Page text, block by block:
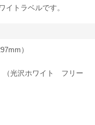
イトラベルです。
）
（光沢ホワイト フリー